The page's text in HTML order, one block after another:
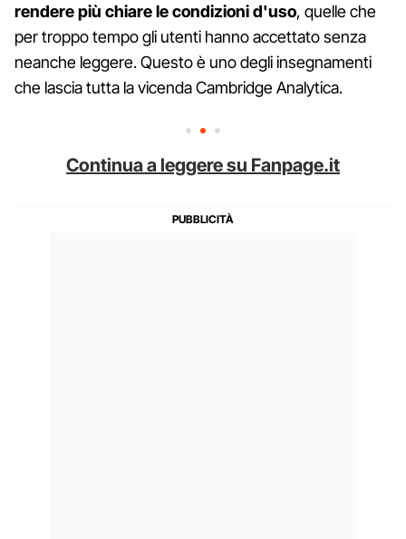
rendere più chiare le condizioni d'uso, quelle che
per troppo tempo gli utenti hanno accettato senza
neanche leggere. Questo è uno degli insegnamenti
che lascia tutta la vicenda Cambridge Analytica.
Continua a leggere su Fanpage.it